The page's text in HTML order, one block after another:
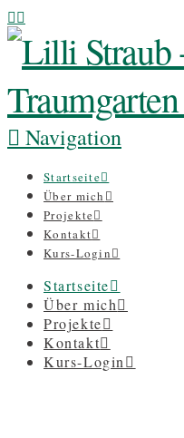
Navigation
Startseite
Über mich
Projekte
Kontakt
Kurs-Login
Startseite
Über mich
Projekte
Kontakt
Kurs-Login